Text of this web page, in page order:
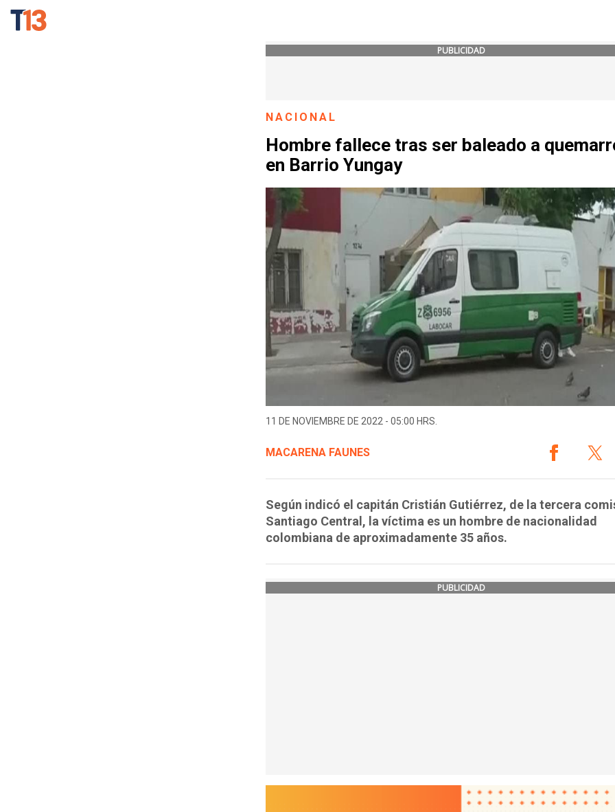
PUBLICIDAD
NACIONAL
Hombre fallece tras ser baleado a
en Barrio Yungay
11 DE NOVIEMBRE DE 2022 - 05:00 HRS.
MACARENA FAUNES
Según indicó el capitán Cristián Gutiérrez, de la tercera
Santiago Central, la víctima es un hombre de nacionalidad
colombiana de aproximadamente 35 años.
PUBLICIDAD